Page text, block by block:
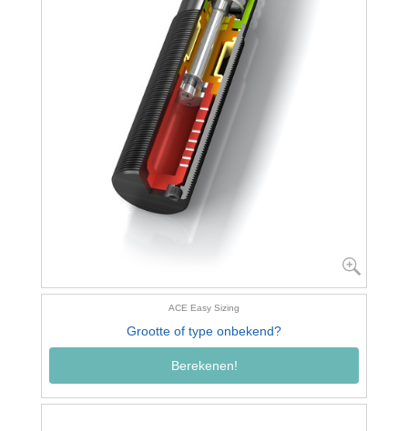
ACE Easy Sizing
Grootte of type onbekend?
Berekenen!